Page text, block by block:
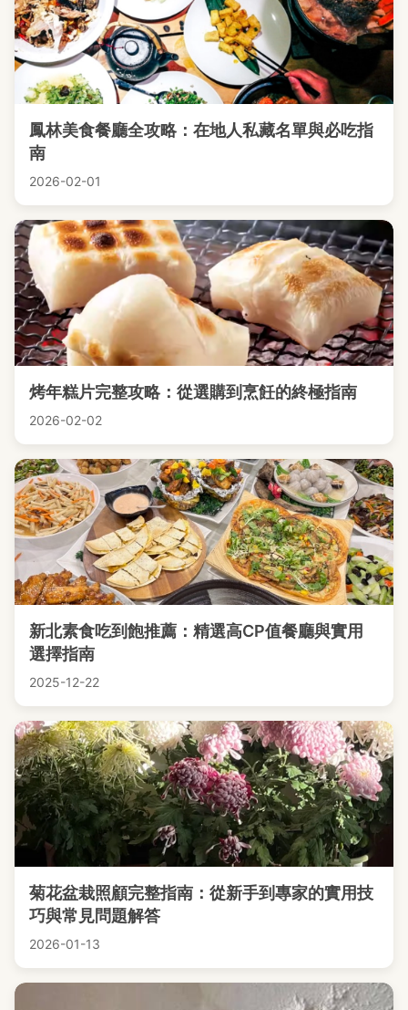
鳳林美食餐廳全攻略：在地人私藏名單與必吃指
南
2026-02-01
烤年糕片完整攻略：從選購到烹飪的終極指南
2026-02-02
新北素食吃到飽推薦：精選高CP值餐廳與實用
選擇指南
2025-12-22
菊花盆栽照顧完整指南：從新手到專家的實用技
巧與常見問題解答
2026-01-13